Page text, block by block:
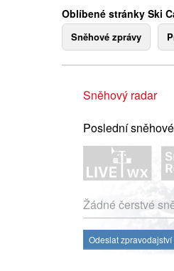
Oblíbené stránky Ski
Sněhové zprávy
Sněhový radar
Poslední
Žádné čerstvé
Odeslat zpravodajství